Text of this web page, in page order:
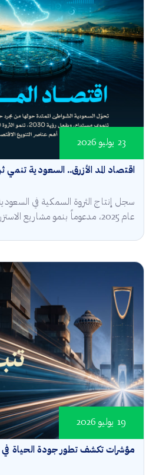
اقتصاد المد الأزرق.. السعودية تنمي
23 يوليو 2026
عام 2025، مدعوماً بنمو مشاريع الاستزراع المائي بنسبة 19%، في...
مؤشرات تكشف تطور جودة الحياة في
19 يوليو 2026